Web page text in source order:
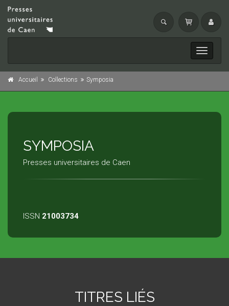
Toggle
Accueil Collections Symposia
SYMPOSIA
Presses universitaires de Caen
ISSN 21003734
TITRES LIÉS